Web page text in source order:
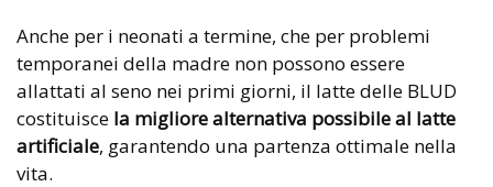
Anche per i neonati a termine, che per problemi
temporanei della madre non possono essere
allattati al seno nei primi giorni, il latte delle BLUD
costituisce la migliore alternativa possibile al latte
artificiale, garantendo una partenza ottimale nella
vita.